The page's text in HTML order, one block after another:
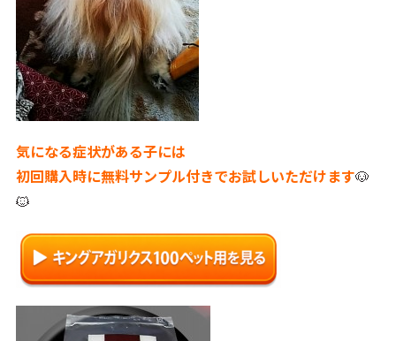
気になる症状がある子には
初回購入時に無料サンプル付きでお試しいただけます🐶
🐱